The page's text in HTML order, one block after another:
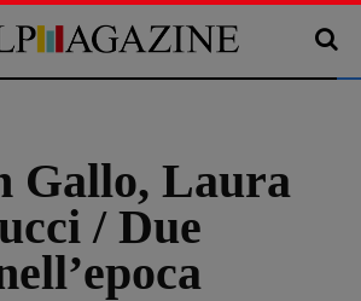
Gallo, Laura
/ Due